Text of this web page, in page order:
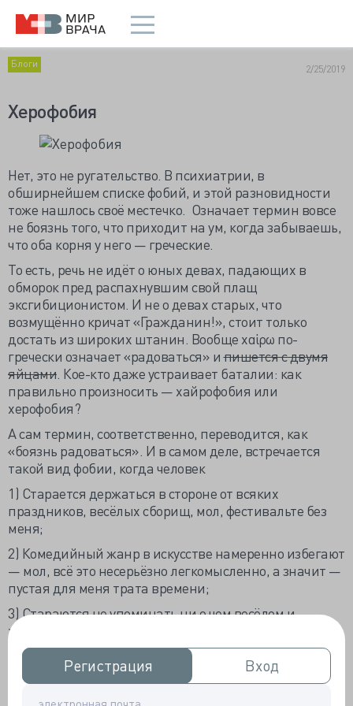
Регистрация
Регистрация Вход
Вход
Блоги 2/25/2019
Херофобия
Нет, это не ругательство. В психиатрии, в
обширнейшем списке фобий, и этой разновидности
тоже нашлось своё местечко. Означает термин вовсе
не боязнь того, что приходит на ум, когда забываешь,
что оба корня у него — греческие.
То есть, речь не идёт о юных девах, падающих в
обморок пред распахнувшим свой плащ
эксгибиционистом. И не о девах старых, что
возмущённо кричат «Гражданин!», стоит только
достать из широких штанин. Вообще χαίρω по-
гречески означает «радоваться» ипишется с двумя
яйцами . Кое-кто даже устраивает баталии: как
правильно произносить — хайрофобия или
херофобия?
А сам термин, соответственно, переводится, как
«боязнь радоваться». И в самом деле, встречается
такой вид фобии, когда человек
1) Старается держаться в стороне от всяких
праздников, весёлых сборищ, мол, фестивальте без
меня;
2) Комедийный жанр в искусстве намеренно избегают
— мол, всё это несерьёзно легкомысленно, а значит —
пустая для меня трата времени;
3) Стараются не упоминать ни о чем весёлом и
хорошем, имевшем место в их собственной жизни, а
если и упоминают — обязательно обесценят, сведут
до ранга ничего не стоящего эпизода;
4) О счастье и радости стараются вообще не думать,